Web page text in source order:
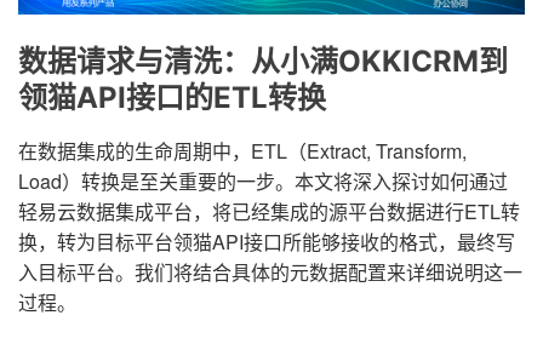
数据请求与清洗：从小满OKKICRM到
领猫API接口的ETL转换
在数据集成的生命周期中，ETL（Extract, Transform,
Load）转换是至关重要的一步。本文将深入探讨如何通过
轻易云数据集成平台，将已经集成的源平台数据进行ETL转
换，转为目标平台领猫API接口所能够接收的格式，最终写
入目标平台。我们将结合具体的元数据配置来详细说明这一
过程。